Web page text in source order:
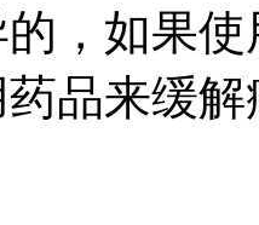
，如果
品来缓解